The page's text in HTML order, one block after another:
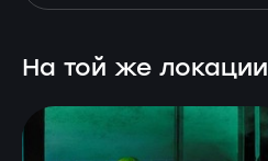
На той же локации